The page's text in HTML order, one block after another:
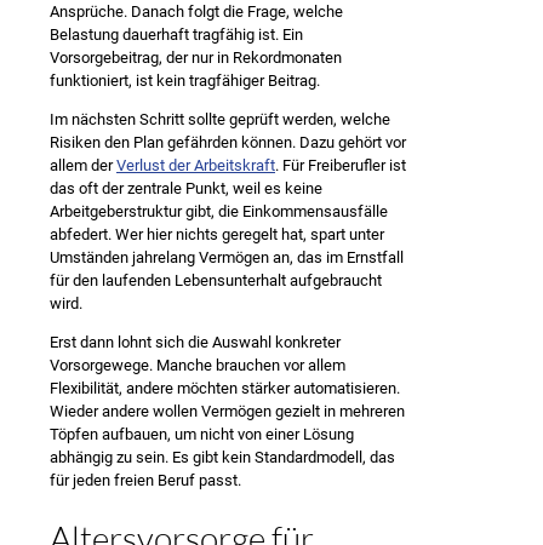
Ansprüche. Danach folgt die Frage, welche
Belastung dauerhaft tragfähig ist. Ein
Vorsorgebeitrag, der nur in Rekordmonaten
funktioniert, ist kein tragfähiger Beitrag.
Im nächsten Schritt sollte geprüft werden, welche
Risiken den Plan gefährden können. Dazu gehört vor
allem derVerlust der Arbeitskraft. Für Freiberufler ist
das oft der zentrale Punkt, weil es keine
Arbeitgeberstruktur gibt, die Einkommensausfälle
abfedert. Wer hier nichts geregelt hat, spart unter
Umständen jahrelang Vermögen an, das im Ernstfall
für den laufenden Lebensunterhalt aufgebraucht
wird.
Erst dann lohnt sich die Auswahl konkreter
Vorsorgewege. Manche brauchen vor allem
Flexibilität, andere möchten stärker automatisieren.
Wieder andere wollen Vermögen gezielt in mehreren
Töpfen aufbauen, um nicht von einer Lösung
abhängig zu sein. Es gibt kein Standardmodell, das
für jeden freien Beruf passt.